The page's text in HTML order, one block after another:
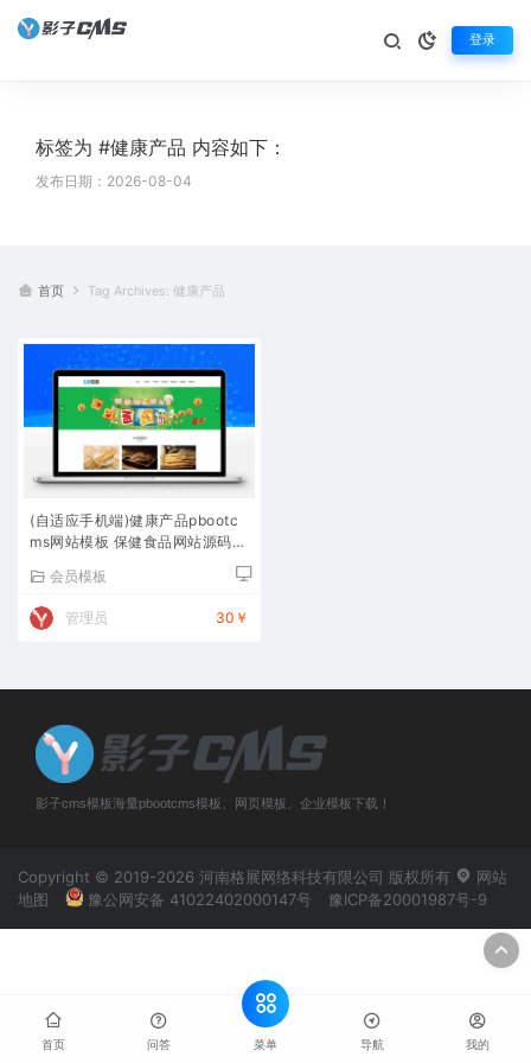
登录
标签为 #健康产品 内容如下：
发布日期：2026-08-04
首页 Tag Archives: 健康产品
(自适应手机端)健康产品pbootc
ms网站模板 保健食品网站源码下
会员模板
管理员 30￥
影子cms模板海量pbootcms模板、网页模板、企业模板下载！
Copyright © 2019-2026 河南格展网络科技有限公司 版权所有
网站
地图
豫公网安备 41022402000147号 豫ICP备20001987号-9
首页 问答 菜单 导航 我的